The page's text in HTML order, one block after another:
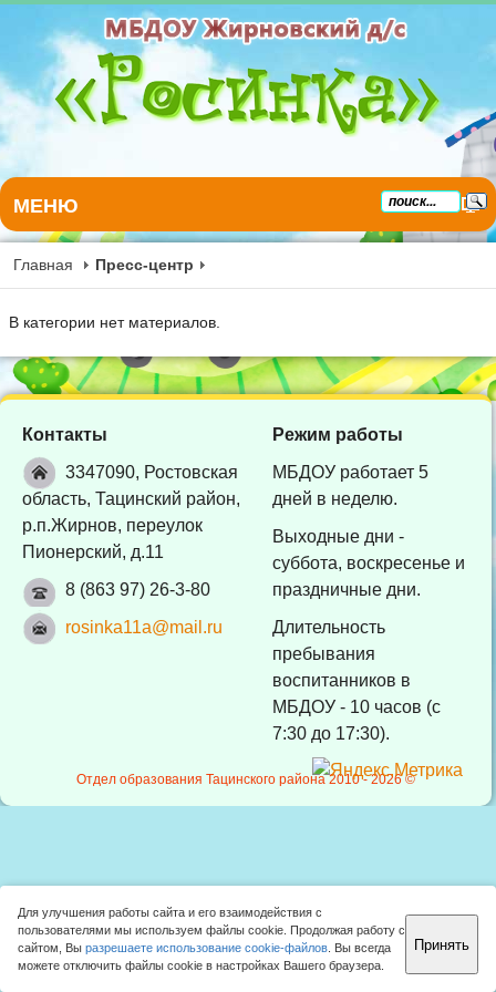
МЕНЮ
Главная Пресс-центр
В категории нет материалов.
Контакты
3347090, Ростовская
область, Тацинский район,
р.п.Жирнов, переулок
Пионерский, д.11
8 (863 97) 26-3-80
rosinka11a@mail.ru
Режим работы
МБДОУ работает 5
дней в неделю.
Выходные дни -
суббота, воскресенье и
праздничные дни.
Длительность
пребывания
воспитанников в
МБДОУ - 10 часов (с
7:30 до 17:30).
Отдел образования Тацинского района 2010 -2026 ©
Для улучшения работы сайта и его взаимодействия с
пользователями мы используем файлы cookie. Продолжая работу с
сайтом, Вы разрешаете использование cookie-файлов . Вы всегда
можете отключить файлы cookie в настройках Вашего браузера.
Принять